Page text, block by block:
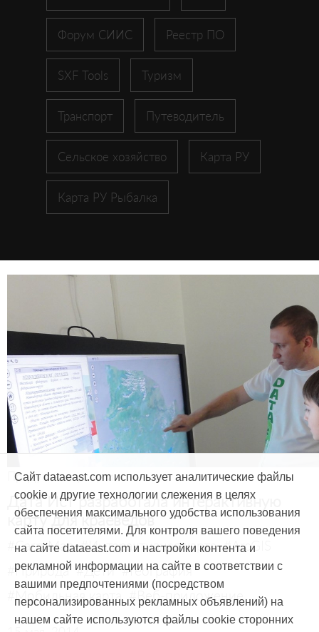
Форум СИИС Реестр ПО
SXF Tools Туризм
Транспорт Путеводитель
Сельское хозяйство Карта РУ
Карта РУ Рыбалка
Продукты и услуги
Дата Ист разработала интерактивную
карту для краеведов
#CarryMap #Интерактивная карта #ArcGIS
#Природа #Дети #География
#Мобильная карта #Веб-приложение
Сайт dataeast.com использует аналитические файлы
cookie и другие технологии слежения в целях
обеспечения максимального удобства использования
сайта посетителями. Для контроля вашего поведения
на сайте dataeast.com и настройки контента и
рекламной информации на сайте в соответствии с
вашими предпочтениями (посредством
персонализированных рекламных объявлений) на
нашем сайте используются файлы cookie сторонних